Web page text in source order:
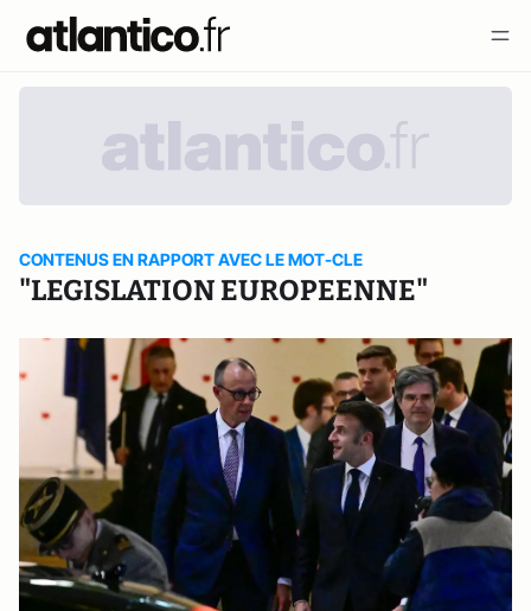
CONTENUS EN RAPPORT AVEC LE MOT-CLE
"LEGISLATION EUROPEENNE"